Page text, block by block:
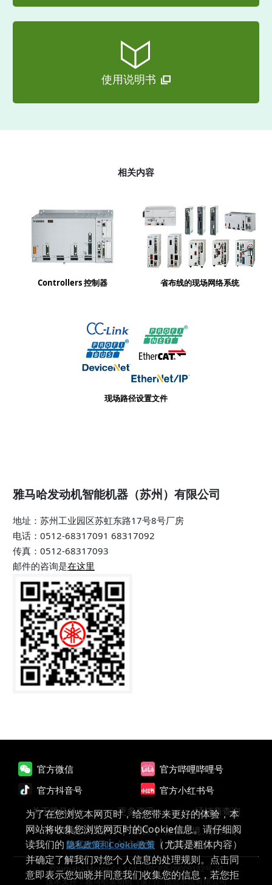
使用说明书
相关内容
Controllers 控制器 省布线的现场网络系统
现场路径设置文件
雅马哈发动机智能机器（苏州）有限公司
地址：苏州工业园区苏虹东路17号8号厂房
电话：0512-68317091 68317092
传真：0512-68317093
邮件的咨询是在这里
官方微信
官方哔哩哔哩号
官方抖音号
官方小红书号
关于雅马哈
更多资讯
经销商查询
雅马哈发动机首页
版权
推荐环境、插件
隐私政策
站点地图 联系我们
©Yamaha Motor Co.,Ltd.| 沪ICP备09009182号-36
技术支持：雅马哈发动机（厦门）信息系统有限公司
为了在您浏览本网页时，给您带来更好的体验，本
网站将收集您浏览网页时的Cookie信息。请仔细阅
读我们的 隐私政策和Cookie政策 （尤其是粗体内容）
并确定了解我们对您个人信息的处理规则。点击同
意即表示您知晓并同意我们收集您的信息，若您拒